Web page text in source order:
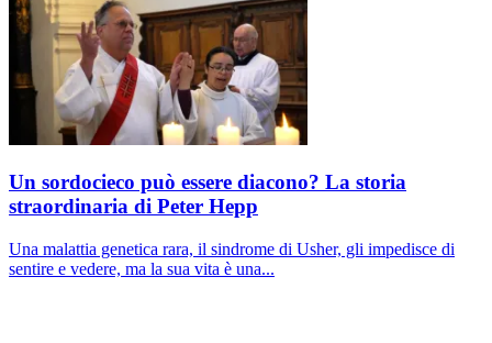
Un sordocieco può essere diacono? La storia
straordinaria di Peter Hepp
Una malattia genetica rara, il sindrome di Usher, gli impedisce di
sentire e vedere, ma la sua vita è una...